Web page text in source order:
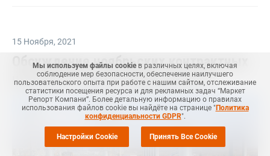
15 Ноября, 2021
Обсуждение ноябрьских контрактных
цен БСК в Европе продолжается
Мы используем файлы cookie в различных целях, включая
соблюдение мер безопасности, обеспечение наилучшего
пользовательского опыта при работе с нашим сайтом, отслеживание
статистики посещения ресурса и для рекламных задач “Маркет
Репорт Компани”. Более детальную информацию о правилах
использования файлов cookie вы найдёте на странице "Политика
конфиденциальности GDPR".
Настройки Cookie Принять Все Cookie